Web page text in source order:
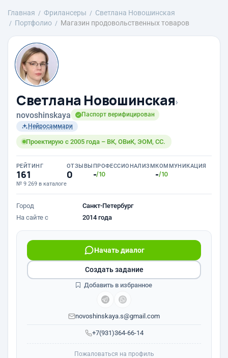
Главная Фрилансеры
Светлана Новошинская
Портфолио
Магазин продовольственных товаров
Светлана Новошинская›
novoshinskaya
Паспорт верифицирован
Нейросаммари
Проектирую c 2005 года – ВК, ОВиК, ЭОМ, СС.
РЕЙТИНГ
161
№ 9 269 в каталоге
ОТЗЫВЫ
0
ПРОФЕССИОНАЛИЗМ
-/10
КОММУНИКАЦИЯ
-/10
Город
Санкт-Петербург
На сайте с
2014 года
+7(931)364-66-14
Начать диалог
novoshinskaya.s@gmail.com
Создать задание
Добавить в избранное
Пожаловаться на профиль